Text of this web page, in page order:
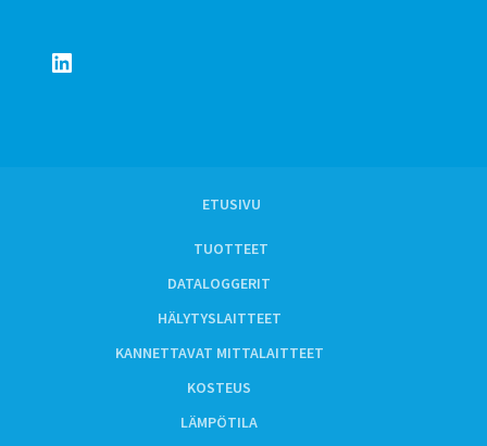
LinkedIn
ETUSIVU
TUOTTEET
DATALOGGERIT
HÄLYTYSLAITTEET
KANNETTAVAT MITTALAITTEET
KOSTEUS
LÄMPÖTILA